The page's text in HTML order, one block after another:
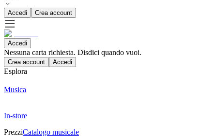
Accedi Crea account
Accedi
Nessuna carta richiesta. Disdici quando vuoi.
Crea account Accedi
Esplora
Musica
In-store
PrezziCatalogo musicale